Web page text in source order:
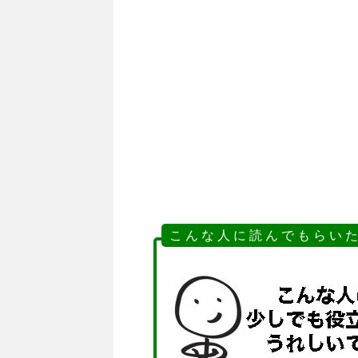
こ ん な 人 に 読 ん で も ら い